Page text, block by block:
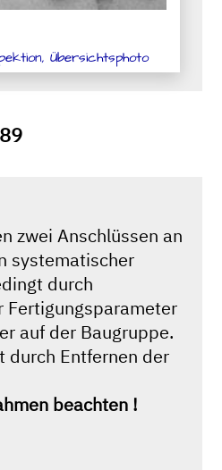
Übersichtsphoto
zwei Anschlüssen an
systematischer
durch
Fertigungsparameter
auf der Baugruppe.
durch Entfernen der
beachten !